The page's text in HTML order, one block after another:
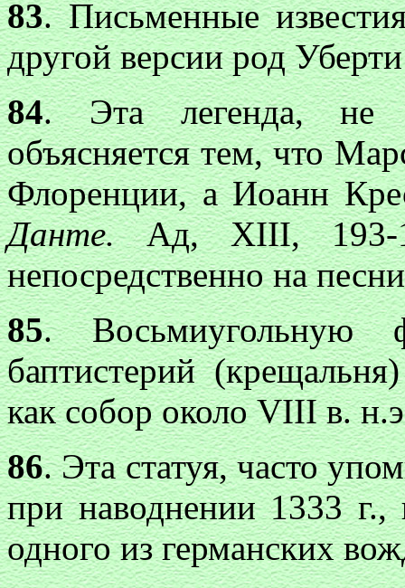
83. Письменные
другой версии род
84. Эта легенда, не
объясняется тем, что
Флоренции, а Иоанн
Данте.Ад, XIII, 193-
непосредственно на
85. Восьмиугольную
баптистерий
как собор около VIII в.
86. Эта статуя, часто
при наводнении 1333 г.,
одного из германских